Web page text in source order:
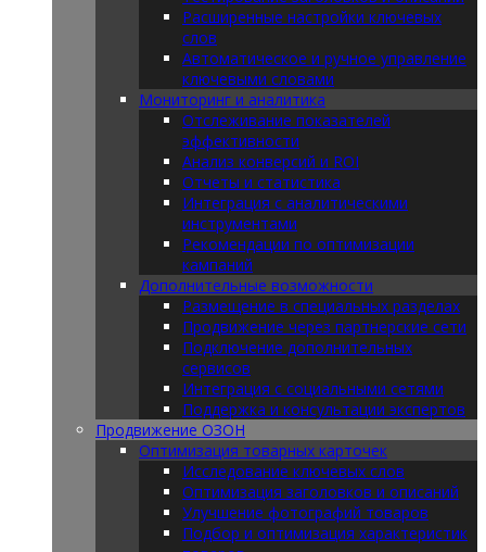
Расширенные настройки ключевых
слов
Автоматическое и ручное управление
ключевыми словами
Мониторинг и аналитика
Отслеживание показателей
эффективности
Анализ конверсий и ROI
Отчеты и статистика
Интеграция с аналитическими
инструментами
Рекомендации по оптимизации
кампаний
Дополнительные возможности
Размещение в специальных разделах
Продвижение через партнерские сети
Подключение дополнительных
сервисов
Интеграция с социальными сетями
Поддержка и консультации экспертов
Продвижение ОЗОН
Оптимизация товарных карточек
Исследование ключевых слов
Оптимизация заголовков и описаний
Улучшение фотографий товаров
Подбор и оптимизация характеристик